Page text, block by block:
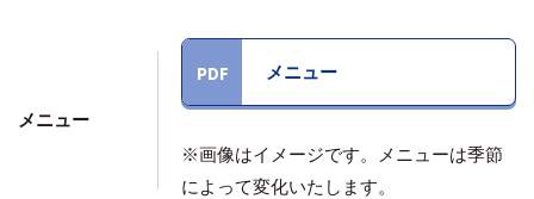
メニュー
メニュー
※画像はイメージです。メニューは季節
によって変化いたします。